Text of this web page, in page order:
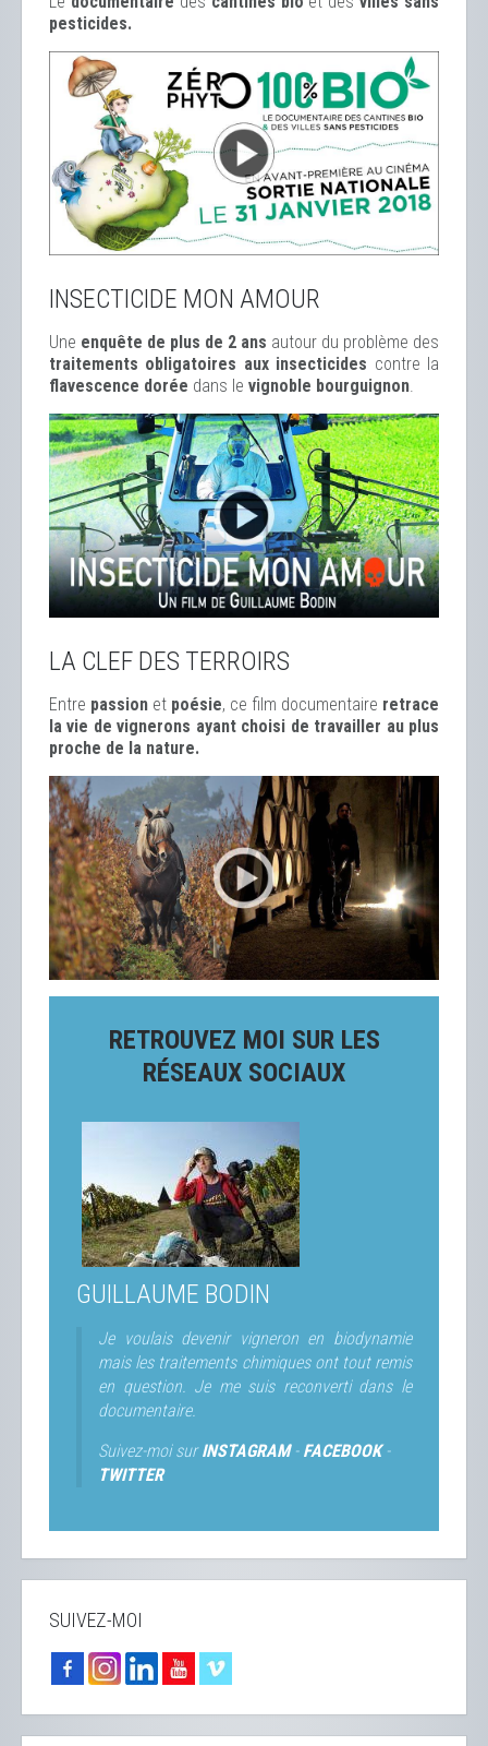
pesticides.
INSECTICIDE MON AMOUR
Une enquête de plus de 2 ans autour du problème des
traitements obligatoires aux insecticides contre la
flavescence dorée dans le vignoble bourguignon.
LA CLEF DES TERROIRS
Entre passion et poésie, ce film documentaire retrace
la vie de vignerons ayant choisi de travailler au plus
proche de la nature.
RETROUVEZ MOI SUR LES
RÉSEAUX SOCIAUX
GUILLAUME BODIN
Je voulais devenir vigneron en biodynamie
mais les traitements chimiques ont tout remis
en question. Je me suis reconverti dans le
documentaire.
Suivez-moi surINSTAGRAM- FACEBOOK-
TWITTER
SUIVEZ-MOI